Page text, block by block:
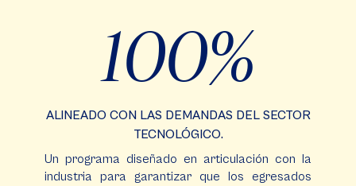
100
ALINEADO CON LAS DEMANDAS DEL SECTOR
TECNOLÓGICO.
Un programa diseñado en articulación con la
industria para garantizar que los egresados